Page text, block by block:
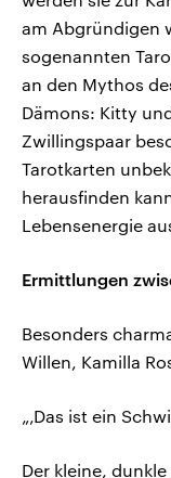
am Abgründigen
sogenannten
an den Mythos
Dämons: Kitty
Zwillingspaar
Tarotkarten
herausfinden
Lebensenergie
Ermittlungen
Besonders
Willen, Kamilla
„‚Das ist ein
Der kleine,